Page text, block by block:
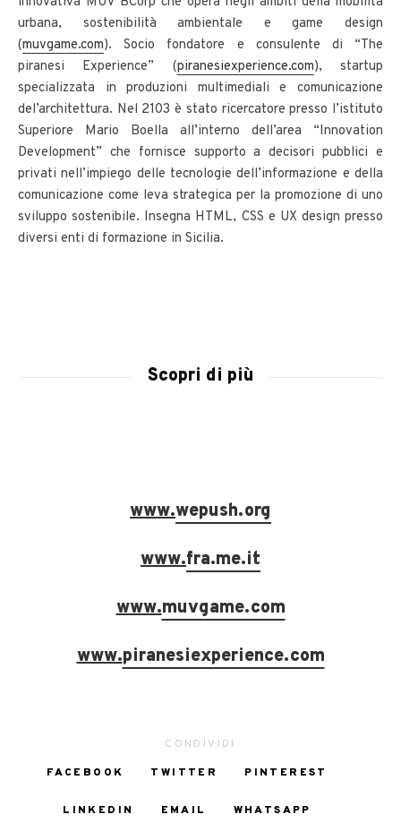
urbana, sostenibilità ambientale e game design
(muvgame.com). Socio fondatore e consulente di “The
piranesi Experience” (piranesiexperience.com), startup
specializzata in produzioni multimediali e comunicazione
del’architettura. Nel 2103 è stato ricercatore presso l’istituto
Superiore Mario Boella all’interno dell’area “Innovation
Development” che fornisce supporto a decisori pubblici e
privati nell’impiego delle tecnologie dell’informazione e della
comunicazione come leva strategica per la promozione di uno
sviluppo sostenibile. Insegna HTML, CSS e UX design presso
diversi enti di formazione in Sicilia.
Scopri di più
www.wepush.org
www.fra.me.it
www.muvgame.com
www.piranesiexperience.com
CONDIVIDI
FACEBOOK
TWITTER PINTEREST
LINKEDIN EMAIL WHATSAPP